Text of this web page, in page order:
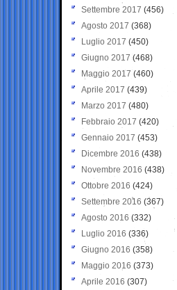
Settembre 2017 (456)
Agosto 2017 (368)
Luglio 2017 (450)
Giugno 2017 (468)
Maggio 2017 (460)
Aprile 2017 (439)
Marzo 2017 (480)
Febbraio 2017 (420)
Gennaio 2017 (453)
Dicembre 2016 (438)
Novembre 2016 (438)
Ottobre 2016 (424)
Settembre 2016 (367)
Agosto 2016 (332)
Luglio 2016 (336)
Giugno 2016 (358)
Maggio 2016 (373)
Aprile 2016 (307)